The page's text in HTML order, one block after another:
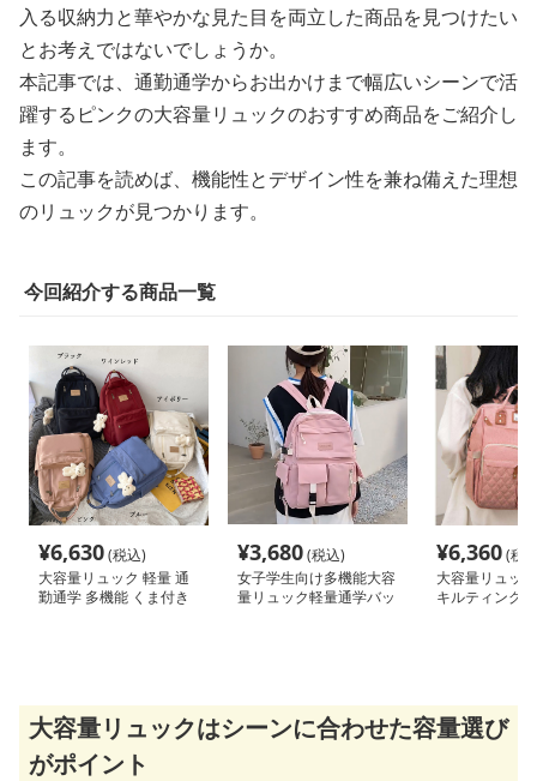
入る収納力と華やかな見た目を両立した商品を見つけたい
とお考えではないでしょうか。
本記事では、通勤通学からお出かけまで幅広いシーンで活
躍するピンクの大容量リュックのおすすめ商品をご紹介し
ます。
この記事を読めば、機能性とデザイン性を兼ね備えた理想
のリュックが見つかります。
今回紹介する商品一覧
¥6,630(税込)
大容量リュック 軽量 通
勤通学 多機能 くま付き
¥3,680(税込)
女子学生向け多機能大容
量リュック軽量通学バッ
¥6,360(税
大容量リュッ
キルティング
大容量リュックはシーンに合わせた容量選び
がポイント